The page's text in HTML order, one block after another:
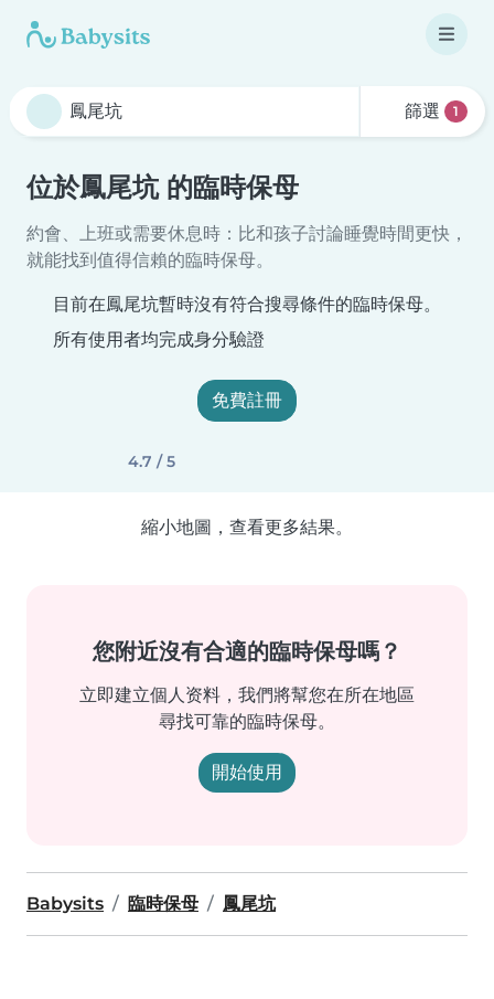
篩選 1
位於鳳尾坑 的臨時保母
約會、上班或需要休息時：比和孩子討論睡覺時間更快，
就能找到值得信賴的臨時保母。
目前在鳳尾坑暫時沒有符合搜尋條件的臨時保母。
所有使用者均完成身分驗證
免費註冊
4.7 / 5
縮小地圖，查看更多結果。
您附近沒有合適的臨時保母嗎？
立即建立個人资料，我們將幫您在所在地區
尋找可靠的臨時保母。
開始使用
Babysits 臨時保母 鳳尾坑